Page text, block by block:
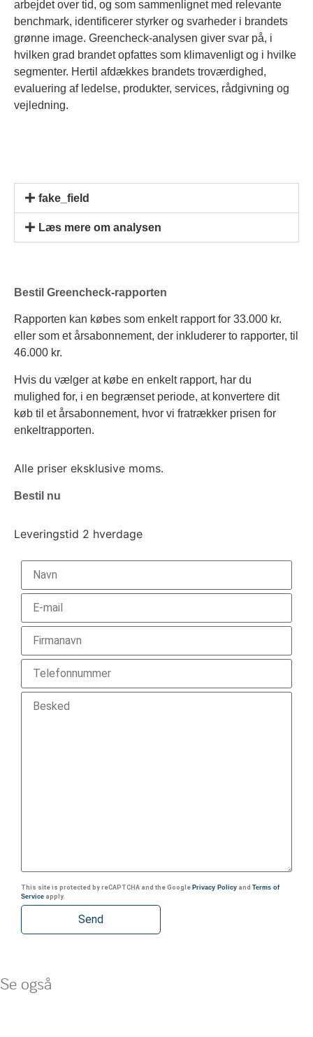
arbejdet over tid, og som sammenlignet med relevante
benchmark, identificerer styrker og svarheder i brandets
grønne image. Greencheck-analysen giver svar på, i
hvilken grad brandet opfattes som klimavenligt og i hvilke
segmenter. Hertil afdækkes brandets troværdighed,
evaluering af ledelse, produkter, services, rådgivning og
vejledning.
fake_field
Læs mere om analysen
Bestil Greencheck-rapporten
Rapporten kan købes som enkelt rapport for 33.000 kr.
eller som et årsabonnement, der inkluderer to rapporter, til
46.000 kr.
Hvis du vælger at købe en enkelt rapport, har du
mulighed for, i en begrænset periode, at konvertere dit
køb til et årsabonnement, hvor vi fratrækker prisen for
enkeltrapporten.
Alle priser eksklusive moms.
Bestil nu
Leveringstid 2 hverdage
This site is protected by reCAPTCHA and the Google Privacy Policy and Terms of
Service apply.
Se også